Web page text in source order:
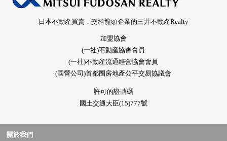
日本不動產買賣，交給龍頭企業的三井不動產Realty
加盟協會
(一社)不動産協會會員
(一社)不動産流通經營協會會員
(國營公司)首都圈房地產公平交易協議會
許可的證號碼
國土交通大臣(15)777號
關於我們